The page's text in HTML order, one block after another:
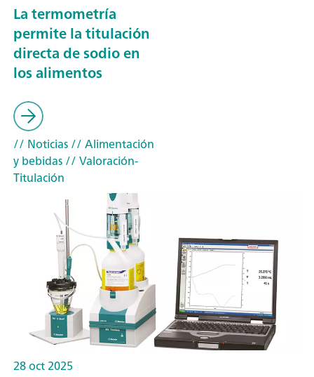
La termometría
permite la titulación
directa de sodio en
los alimentos
// Noticias// Alimentación
y bebidas// Valoración-
Titulación
28 oct 2025